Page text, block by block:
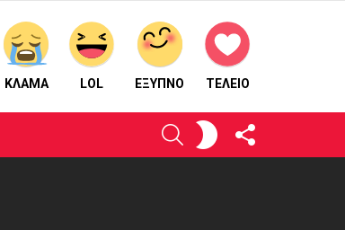
ΚΛΑΜΑ LOL ΈΞΥΠΝΟ ΤΕΛΕΙΟ
ΑΝΑΖΉΤΗΣΗΕΝΕΡΓΟΠΟΙΉΣΤΕ
ΤΟ
ΔΈΡΜΑ